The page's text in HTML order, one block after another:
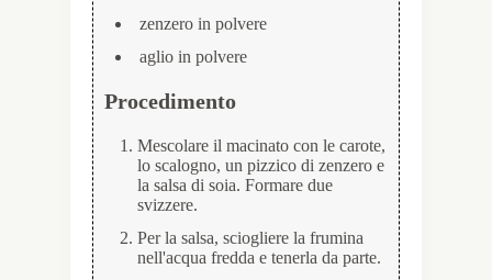
zenzero in polvere
aglio in polvere
Procedimento
Mescolare il macinato con le carote,
lo scalogno, un pizzico di zenzero e
la salsa di soia. Formare due
svizzere.
Per la salsa, sciogliere la frumina
nell'acqua fredda e tenerla da parte.